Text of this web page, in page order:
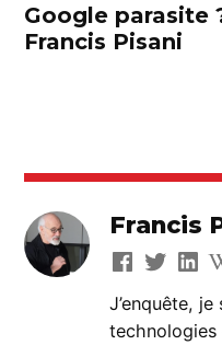
Google parasite
Francis Pisani
Francis
J’enquête, je
technologies